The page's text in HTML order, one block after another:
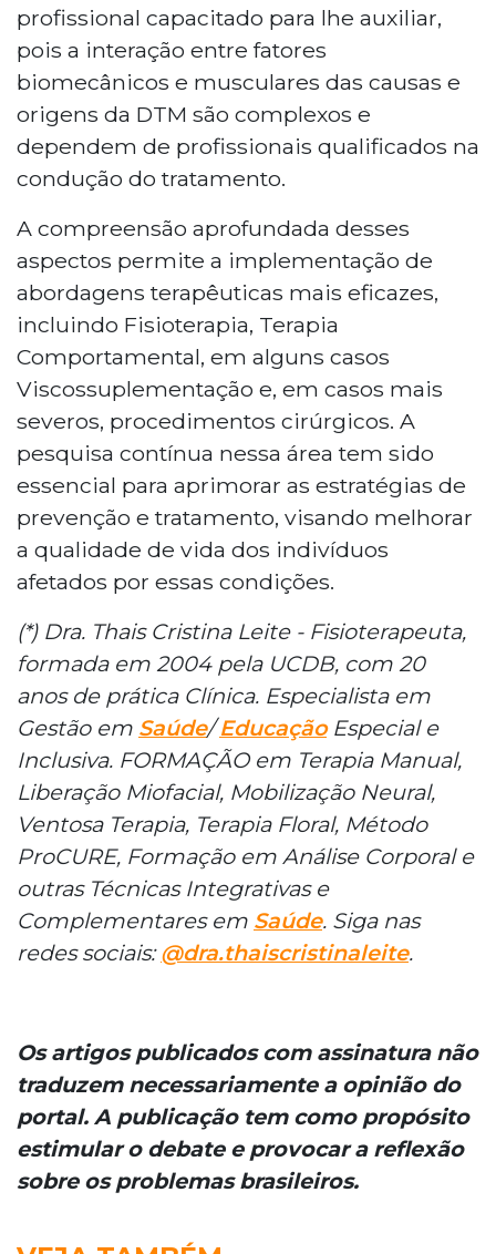
profissional capacitado para lhe auxiliar,
pois a interação entre fatores
biomecânicos e musculares das causas e
origens da DTM são complexos e
dependem de profissionais qualificados na
condução do tratamento.
A compreensão aprofundada desses
aspectos permite a implementação de
abordagens terapêuticas mais eficazes,
incluindo Fisioterapia, Terapia
Comportamental, em alguns casos
Viscossuplementação e, em casos mais
severos, procedimentos cirúrgicos. A
pesquisa contínua nessa área tem sido
essencial para aprimorar as estratégias de
prevenção e tratamento, visando melhorar
a qualidade de vida dos indivíduos
afetados por essas condições.
(*) Dra. Thais Cristina Leite - Fisioterapeuta,
formada em 2004 pela UCDB, com 20
anos de prática Clínica. Especialista em
Gestão em Saúde/EducaçãoEspecial e
Inclusiva. FORMAÇÃO em Terapia Manual,
Liberação Miofacial, Mobilização Neural,
Ventosa Terapia, Terapia Floral, Método
ProCURE, Formação em Análise Corporal e
outras Técnicas Integrativas e
Complementares em Saúde. Siga nas
redes sociais:@dra.thaiscristinaleite.
Os artigos publicados com assinatura não
traduzem necessariamente a opinião do
portal. A publicação tem como propósito
estimular o debate e provocar a reflexão
sobre os problemas brasileiros.